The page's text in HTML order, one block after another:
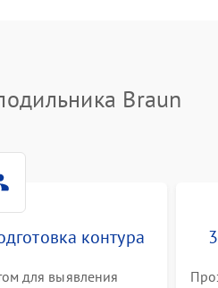
Braun
контура
для выявления